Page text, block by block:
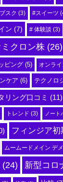
スク (3) #スイーツ
ン (7) # 体験談 (3)
ミクロン株 (26)
ピング (5) オンラ
ケア (6) テクノロ
リング口コミ (11)
トレンド (3) ノート
フィンジア初
ムームードメイン デ
(24) 新型コロ